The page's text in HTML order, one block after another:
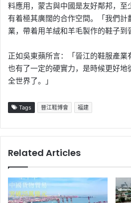
料應用，蒙古與中國是友好鄰邦，至
有着極其廣闊的合作空間。「我們計
業，帶着用羊絨和羊毛製作的鞋子到
正如吳東蘋所言：「晉江的鞋服產業
也有了一定的硬實力，是時候更好地
全世界了。」
Tags 晉江鞋博會 福建
Related Articles